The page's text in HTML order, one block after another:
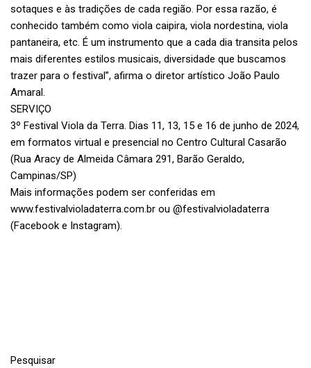
sotaques e às tradições de cada região. Por essa razão, é
conhecido também como viola caipira, viola nordestina, viola
pantaneira, etc. É um instrumento que a cada dia transita pelos
mais diferentes estilos musicais, diversidade que buscamos
trazer para o festival”, afirma o diretor artístico João Paulo
Amaral.
SERVIÇO
3º Festival Viola da Terra. Dias 11, 13, 15 e 16 de junho de 2024,
em formatos virtual e presencial no Centro Cultural Casarão
(Rua Aracy de Almeida Câmara 291, Barão Geraldo,
Campinas/SP)
Mais informações podem ser conferidas em
www.festivalvioladaterra.com.br ou @festivalvioladaterra
(Facebook e Instagram).
Pesquisar